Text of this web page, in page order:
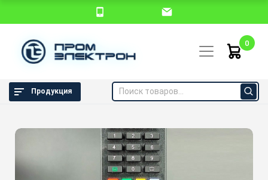
0
Продукция